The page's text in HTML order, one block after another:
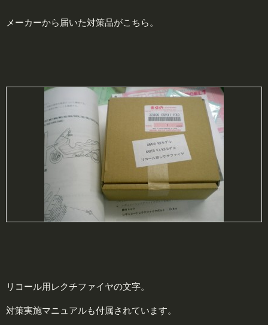
メーカーから届いた対策品がこちら。
リコール用レクチファイヤの文字。
対策実施マニュアルも付属されています。